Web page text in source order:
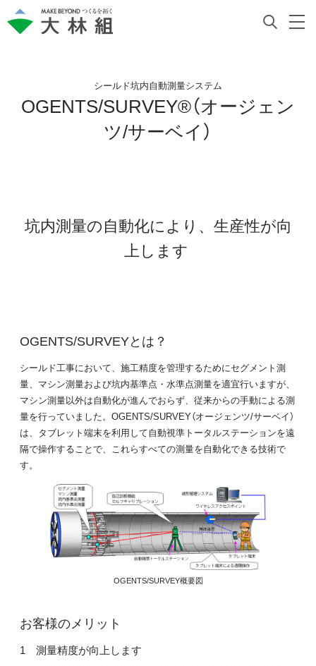
シールド坑内自動測量システム
OGENTS/SURVEY®（オージェン
ツ/サーベイ）
坑内測量の自動化により、生産性が向
上します
OGENTS/SURVEYとは？
シールド工事において、施工精度を管理するためにセグメント測
量、マシン測量および坑内基準点・水準点測量を適宜行いますが、
マシン測量以外は自動化が進んでおらず、従来からの手動による測
量を行っていました。OGENTS/SURVEY（オージェンツ/サーベイ）
は、タブレット端末を利用して自動視準トータルステーションを遠
隔で操作することで、これらすべての測量を自動化できる技術で
す。
OGENTS/SURVEY概要図
お客様のメリット
測量精度が向上します